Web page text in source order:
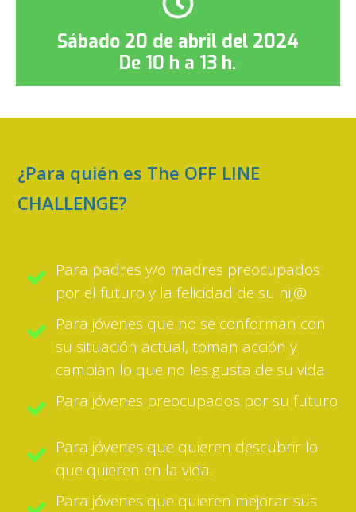
Sábado 20 de abril del 2024
De 10 h a 13 h.
¿Para quién es The OFF LINE
CHALLENGE?
Para padres y/o madres preocupados
por el futuro y la felicidad de su hij@
Para jóvenes que no se conforman con
su situación actual, toman acción y
cambian lo que no les gusta de su vida
Para jóvenes preocupados por su futuro
Para jóvenes que quieren descubrir lo
que quieren en la vida.
Para jóvenes que quieren mejorar sus